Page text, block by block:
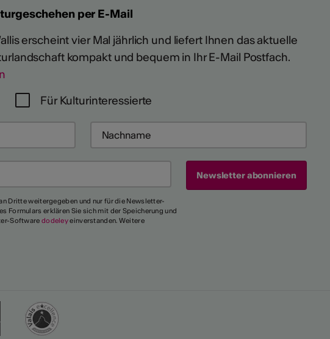
per E-Mail
erscheint vier Mal jährlich und liefert Ihnen das aktuelle
kompakt und bequem in Ihr E-Mail Postfach.
Für Kulturinteressierte
Dritte weitergegeben und nur für die Newsletter-
Formulars erklären Sie sich mit der Speicherung und
Software dodeleyeinverstanden. Weitere